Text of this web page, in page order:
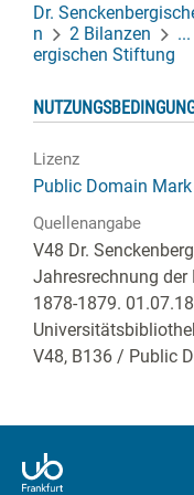
Dr.
n
2 Bilanzen
ergischen Stiftung
Lizenz
Public Domain
Quellenangabe
V48 Dr.
Jahresrechnung der
1878-1879.
V48, B136 / Public